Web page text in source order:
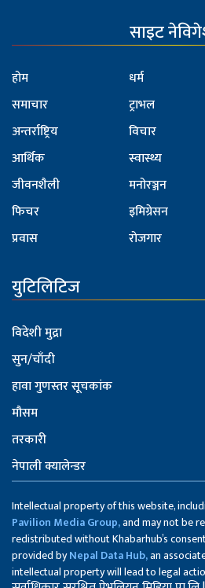
साइट
होम
समाचार
अन्तर्राष्ट्रिय
आर्थिक
जीवनशैली
फिचर
प्रवास
धर्म
ट्राभल
विचार
स्वास्थ्य
मनोरञ्जन
इमिग्रेसन
रोजगार
युटिलिटिज
विदेशी मुद्रा
सुन/चाँदी
हावा गुणस्तर सूचकांक
मौसम
तरकारी
नेपाली क्यालेन्डर
Intellectual property of this website,
Pavilion Media Group,and may not be
redistributed without Khabarhub’s
provided byNepal Data Hub,an
intellectual property will lead to legal